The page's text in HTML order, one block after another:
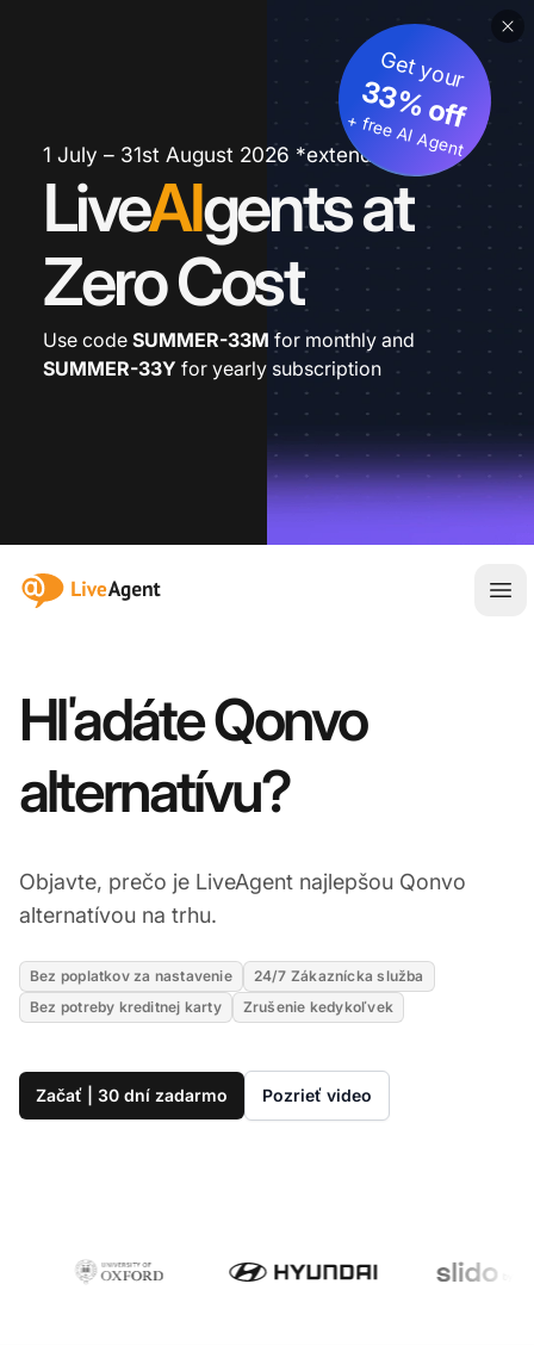
1 July – 31st August 2026 *extended
LiveAIgents at
Zero Cost
Get your
33% off
+ free AI Agent
Use code SUMMER-33M for monthly and
SUMMER-33Y for yearly subscription
:site.title
Hľadáte Qonvo
alternatívu?
Objavte, prečo je LiveAgent najlepšou Qonvo
alternatívou na trhu.
Bez poplatkov za nastavenie
24/7 Zákaznícka služba
Bez potreby kreditnej karty
Zrušenie kedykoľvek
Začať | 30 dní zadarmo Pozrieť video